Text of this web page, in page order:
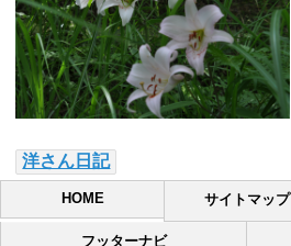
洋さん日記
HOME サイトマップ
フッターナビ